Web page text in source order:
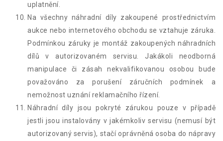
uplatnění.
Na všechny náhradní díly zakoupené prostřednictvím
aukce nebo internetového obchodu se vztahuje záruka.
Podmínkou záruky je montáž zakoupených náhradních
dílů v autorizovaném servisu. Jakákoli neodborná
manipulace či zásah nekvalifikovanou osobou bude
považováno za porušení záručních podmínek a
nemožnost uznání reklamačního řízení.
Náhradní díly jsou pokryté zárukou pouze v případě
jestli jsou instalovány v jakémkoliv servisu (nemusí být
autorizovaný servis), stačí oprávněná osoba do nápravy